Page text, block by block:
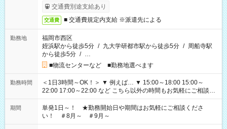
交通費別途支給あり
交通費 ■ 交通費規定内支給 ※派遣先による
勤務地
福岡市西区
姪浜駅から徒歩5分 / 九大学研都市駅から徒歩5分 / 周船寺駅
から徒歩5分 / …
■物流センターなど ■勤務地選べます
勤務時間
＜1日3時間～OK！＞ ▼ 例えば… ▼ 15:00～18:00 15:00～
22:00 17:00～22:00 など こちら以外の時間もお気軽にご相談く
ださい！
期間
単発1日～！ ★勤務開始日や期間はお気軽にご相談くださ
い！ ＃8月～ ＃9月～